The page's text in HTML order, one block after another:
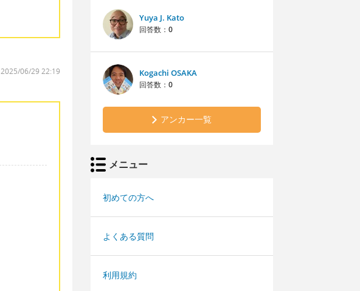
2025/06/29 22:19
Yuya J. Kato
回答数： 0
Kogachi OSAKA
回答数： 0
アンカー一覧
メニュー
初めての方へ
よくある質問
利用規約